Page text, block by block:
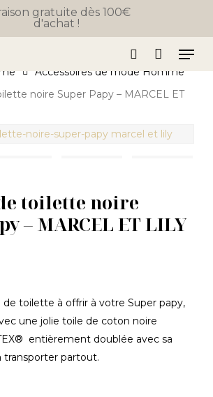
gratuite dès 100€
d'achat !
search
Accessoires de mode Homme
noire Super Papy – MARCEL ET
toilette noire
– MARCEL ET LILY
de toilette à offrir à votre Super papy,
une jolie toile de coton noire
entièrement doublée avec sa
transporter partout.